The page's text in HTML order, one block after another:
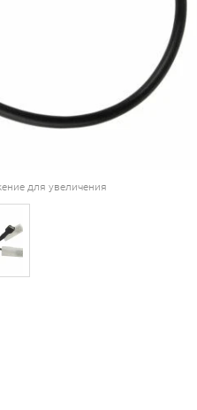
для увеличения